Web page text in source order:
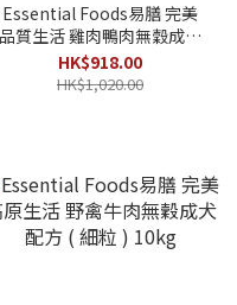
Essential Foods易膳 完美
品質生活 雞肉鴨肉無穀成犬
配方 ( 細粒 ) 10kg
HK$918.00
HK$1,020.00